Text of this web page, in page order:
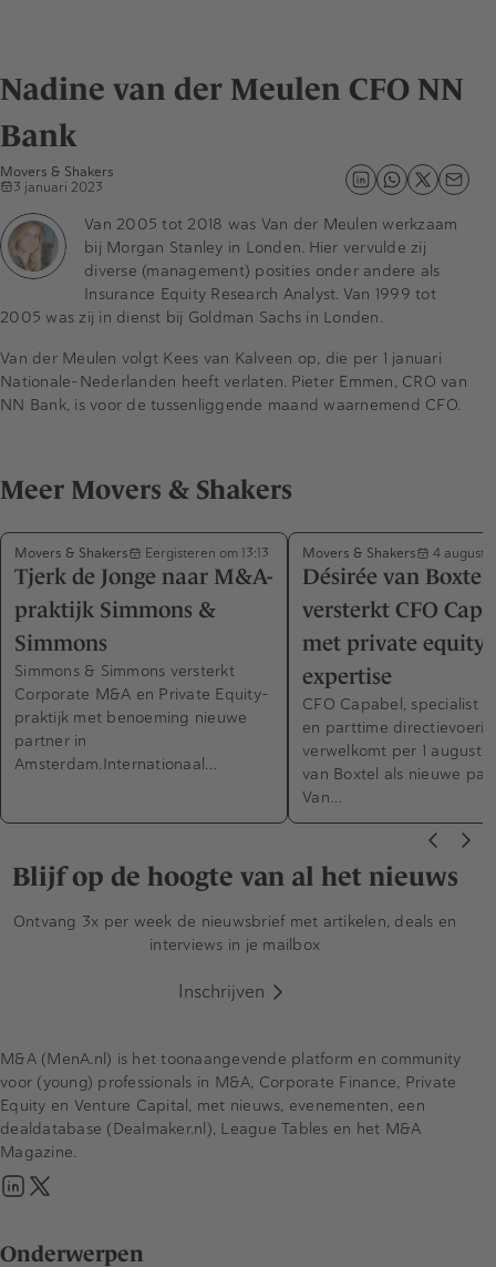
Nadine van der Meulen CFO NN
Bank
Movers & Shakers
3 januari 2023
Van 2005 tot 2018 was Van der Meulen werkzaam
bij Morgan Stanley in Londen. Hier vervulde zij
diverse (management) posities onder andere als
Insurance Equity Research Analyst. Van 1999 tot
2005 was zij in dienst bij Goldman Sachs in Londen.
Van der Meulen volgt Kees van Kalveen op, die per 1 januari
Nationale-Nederlanden heeft verlaten. Pieter Emmen, CRO van
NN Bank, is voor de tussenliggende maand waarnemend CFO.
Meer Movers & Shakers
Movers & Shakers Eergisteren om 13:13
Tjerk de Jonge naar M&A-
praktijk Simmons &
Simmons
Simmons & Simmons versterkt
Corporate M&A en Private Equity-
praktijk met benoeming nieuwe
partner in
Amsterdam.Internationaal…
Movers & Shakers 4
Désirée van Boxtel
versterkt CFO
met private equity-
expertise
CFO Capabel, specialist
en parttime
verwelkomt per 1
van Boxtel als nieuwe
Van…
Blijf op de hoogte van al het nieuws
Ontvang 3x per week de nieuwsbrief met artikelen, deals en
interviews in je mailbox
Inschrijven
Onderwerpen
M&A (MenA.nl) is het toonaangevende platform en community
voor (young) professionals in M&A, Corporate Finance, Private
Equity en Venture Capital, met nieuws, evenementen, een
dealdatabase (Dealmaker.nl), League Tables en het M&A
Magazine.